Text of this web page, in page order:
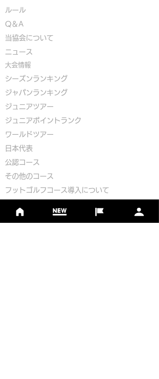
ルール
Q＆A
​当協会について
​ニュース
大会情報
シーズンランキング
ジャパンランキング
ジュニアツアー
ジュニアポイントランク
​ワールドツアー
​​日本代表
公認コース
​その他のコース
​ フットゴルフコース導入について
選手登録​